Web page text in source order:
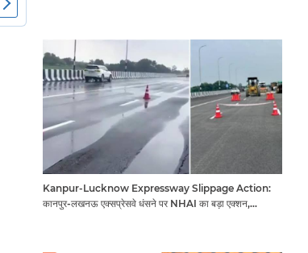
Kanpur-Lucknow Expressway Slippage Action:
कानपुर-लखनऊ एक्सप्रेसवे धंसने पर NHAI का बड़ा एक्शन,